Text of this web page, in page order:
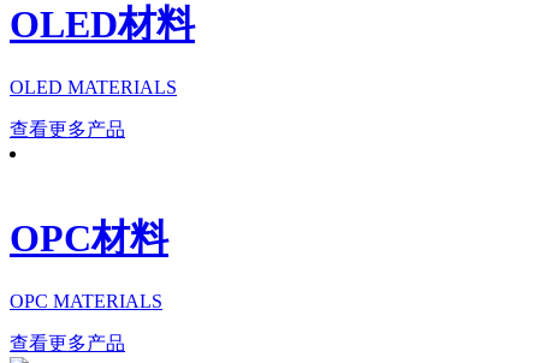
OLED材料
OLED MATERIALS
查看更多产品
OPC材料
OPC MATERIALS
查看更多产品